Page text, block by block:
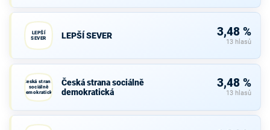
LEPŠÍ
SEVER
LEPŠÍ SEVER 3,48 %
13 hlasů
Česká strana
sociálně
demokratická
Česká strana sociálně
demokratická
3,48 %
13 hlasů